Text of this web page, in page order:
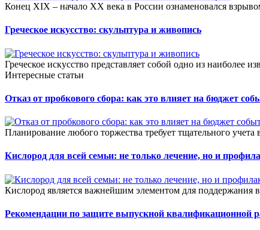
Конец XIX – начало XX века в России ознаменовался
Греческое искусство: скульптура и живопись
Греческое искусство представляет собой одно из наиболее
Интересные статьи
Отказ от пробкового сбора: как это влияет на бюджет
Планирование любого торжества требует тщательного учета
Кислород для всей семьи: не только лечение, но и
Кислород является важнейшим элементом для поддержания
Рекомендации по защите выпускной квалификационной